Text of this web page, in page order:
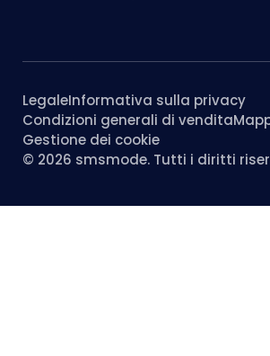
© 2026 smsmode. Tutti i diritti
LegaleInformativa sulla privacy
Condizioni generali di vendita
Gestione dei cookie